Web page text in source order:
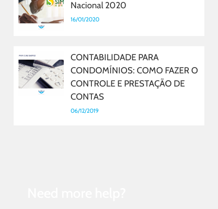
Nacional 2020
16/01/2020
CONTABILIDADE PARA
CONDOMÍNIOS: COMO FAZER O
CONTROLE E PRESTAÇÃO DE
CONTAS
06/12/2019